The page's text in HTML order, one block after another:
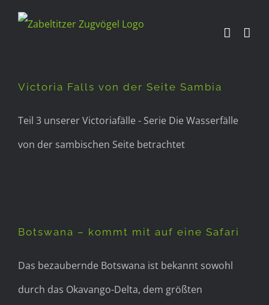
Zum
Victoria Falls von der Seite Sambia
Teil 3 unserer Victoriafälle - Serie Die Wasserfälle
von der sambischen Seite betrachtet
Botswana – kommt mit auf eine Safari
Das bezaubernde Botswana ist bekannt sowohl
durch das Okavango-Delta, dem größten